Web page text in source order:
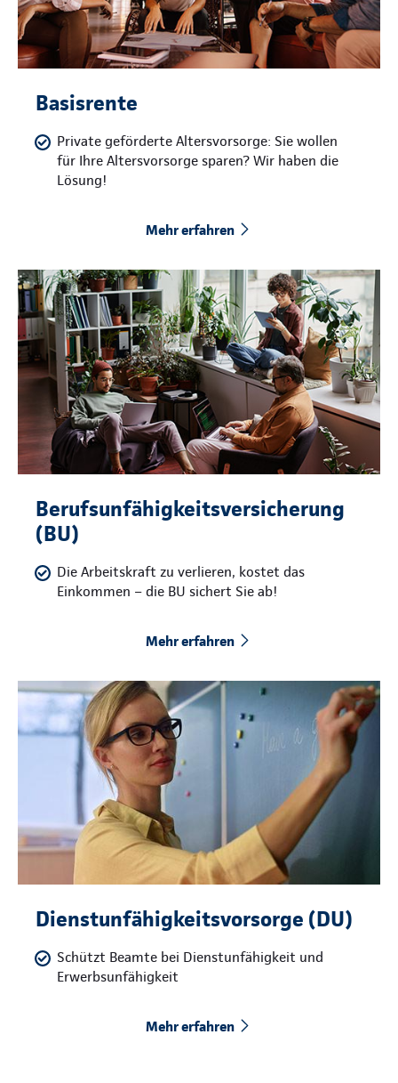
Basisrente
Private geförderte Altersvorsorge: Sie wollen
für Ihre Altersvorsorge sparen? Wir haben die
Lösung!
Mehr erfahren
Berufsunfähigkeitsversicherung
(BU)
Die Arbeitskraft zu verlieren, kostet das
Einkommen – die BU sichert Sie ab!
Mehr erfahren
Dienstunfähigkeitsvorsorge (DU)
Schützt Beamte bei Dienstunfähigkeit und
Erwerbsunfähigkeit
Mehr erfahren